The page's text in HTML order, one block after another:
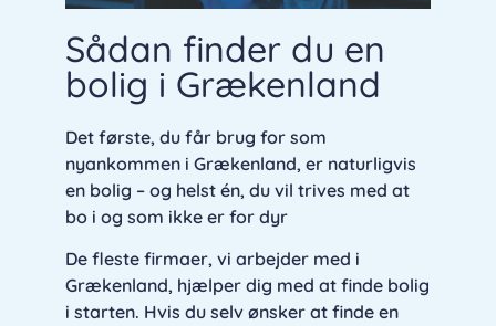
Sådan finder du en
bolig i Grækenland
Det første, du får brug for som
nyankommen i Grækenland, er naturligvis
en bolig – og helst én, du vil trives med at
bo i og som ikke er for dyr
De fleste firmaer, vi arbejder med i
Grækenland, hjælper dig med at finde bolig
i starten. Hvis du selv ønsker at finde en